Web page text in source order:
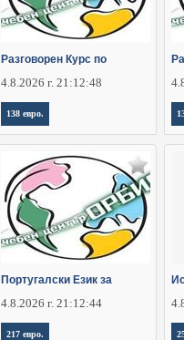
Разговорен Курс по
4.8.2026 г. 21:12:48
138 евро.
Португалски Език за
4.8.2026 г. 21:12:44
217 евро.